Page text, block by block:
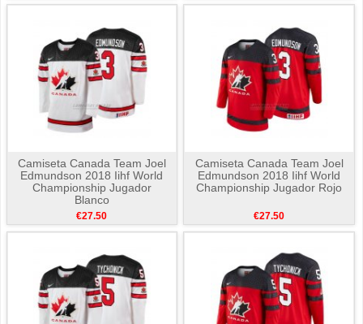
Camiseta Canada Team Joel
Edmundson 2018 Iihf World
Championship Jugador
Blanco
€27.50
Camiseta Canada Team Joel
Edmundson 2018 Iihf World
Championship Jugador Rojo
€27.50